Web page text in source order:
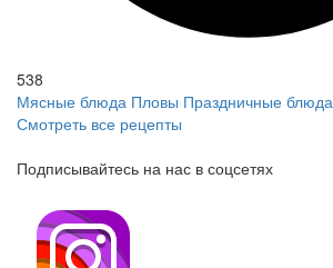
538
Мясные блюда Пловы Праздничные блюда
Смотреть все рецепты
Подписывайтесь на нас в соцсетях